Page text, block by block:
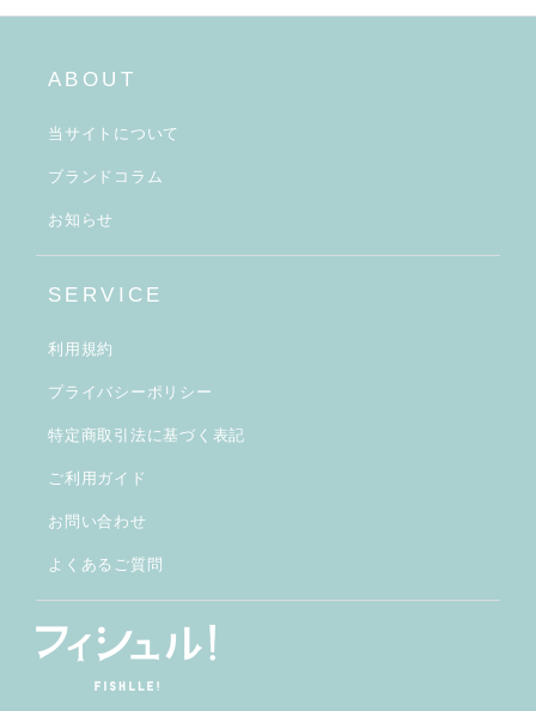
ABOUT
当サイトについて
ブランドコラム
お知らせ
SERVICE
利用規約
プライバシーポリシー
特定商取引法に基づく表記
ご利用ガイド
お問い合わせ
よくあるご質問